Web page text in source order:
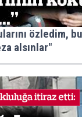
özledim,
alsınlar"